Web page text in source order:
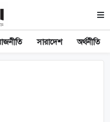
সারাদেশ অর্থনীতি